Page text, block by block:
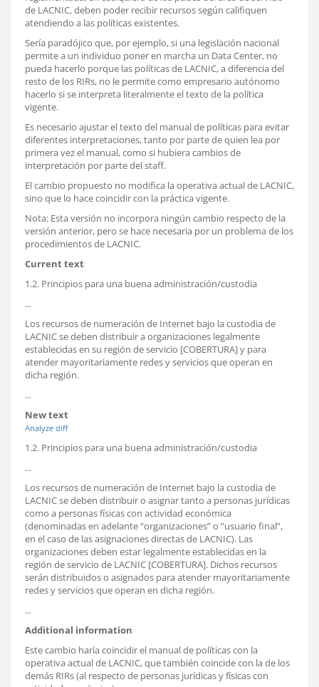
de LACNIC, deben poder recibir recursos según califiquen
atendiendo a las políticas existentes.
Sería paradójico que, por ejemplo, si una legislación nacional
permite a un individuo poner en marcha un Data Center, no
pueda hacerlo porque las políticas de LACNIC, a diferencia del
resto de los RIRs, no le permite como empresario autónomo
hacerlo si se interpreta literalmente el texto de la política
vigente.
Es necesario ajustar el texto del manual de políticas para evitar
diferentes interpretaciones, tanto por parte de quien lea por
primera vez el manual, como si hubiera cambios de
interpretación por parte del staff.
El cambio propuesto no modifica la operativa actual de LACNIC,
sino que lo hace coincidir con la práctica vigente.
Nota: Esta versión no incorpora ningún cambio respecto de la
versión anterior, pero se hace necesaria por un problema de los
procedimientos de LACNIC.
Current text
1.2. Principios para una buena administración/custodia
...
Los recursos de numeración de Internet bajo la custodia de
LACNIC se deben distribuir a organizaciones legalmente
establecidas en su región de servicio [COBERTURA] y para
atender mayoritariamente redes y servicios que operan en
dicha región.
...
New text
Analyze diff
1.2. Principios para una buena administración/custodia
...
Los recursos de numeración de Internet bajo la custodia de
LACNIC se deben distribuir o asignar tanto a personas jurídicas
como a personas físicas con actividad económica
(denominadas en adelante “organizaciones” o ”usuario final”,
en el caso de las asignaciones directas de LACNIC). Las
organizaciones deben estar legalmente establecidas en la
región de servicio de LACNIC [COBERTURA]. Dichos recursos
serán distribuidos o asignados para atender mayoritariamente
redes y servicios que operan en dicha región.
...
Additional information
Este cambio haría coincidir el manual de políticas con la
operativa actual de LACNIC, que también coincide con la de los
demás RIRs (al respecto de personas jurídicas y físicas con